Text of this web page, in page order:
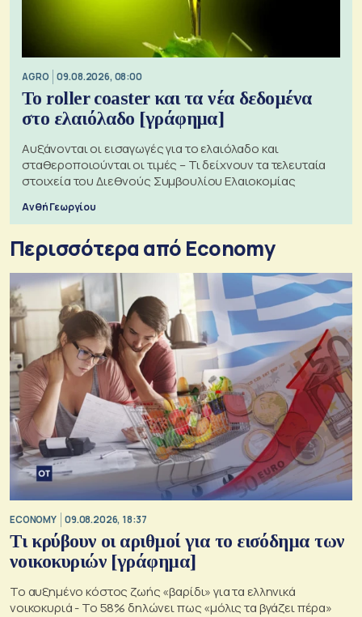
AGRO 09.08.2026, 08:00
Το roller coaster και τα νέα δεδομένα
στο ελαιόλαδο [γράφημα]
Αυξάνονται οι εισαγωγές για το ελαιόλαδο και
σταθεροποιούνται οι τιμές – Τι δείχνουν τα τελευταία
στοιχεία του Διεθνούς Συμβουλίου Ελαιοκομίας
Ανθή Γεωργίου
Περισσότερα από Economy
ECONOMY 09.08.2026, 18:37
Τι κρύβουν οι αριθμοί για το εισόδημα των
νοικοκυριών [γράφημα]
Το αυξημένο κόστος ζωής «βαρίδι» για τα ελληνικά
νοικοκυριά - Το 58% δηλώνει πως «μόλις τα βγάζει πέρα»